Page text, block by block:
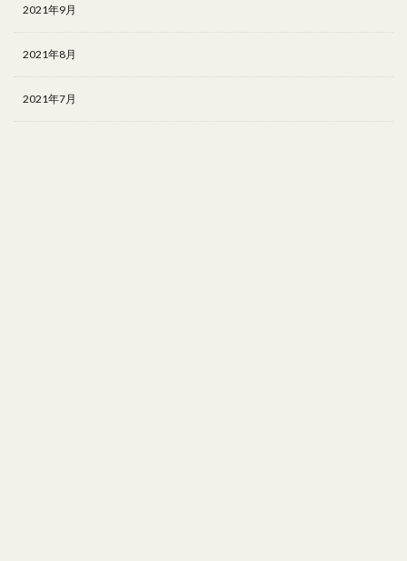
2021年9月
2021年8月
2021年7月